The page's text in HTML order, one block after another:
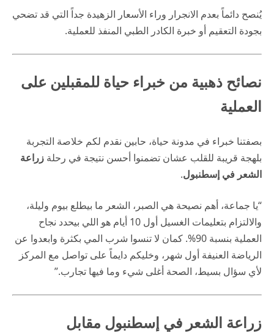
يُنصح دائماً بعدم الانجرار وراء الأسعار الزهيدة جداً التي قد تضحي
بجودة التعقيم أو خبرة الكادر الطبي المنفذ للعملية.
نصائح ذهبية من خبراء حياة للمقبلين على
العملية
بصفتنا خبراء في مدونة حياة، حابين نقدم لكم خلاصة التجربة
بلهجة قريبة للقلب عشان تضمنوا أحسن نتيجة في رحلة زراعة
الشعر في إسطنبول.
“يا جماعة، أهم نصيحة هي الصبر، الشعر ما بيطلع بيوم وليلة،
والالتزام بتعليمات الغسيل أول 10 أيام هو اللي بيحدد نجاح
العملية بنسبة 90%. كمان لا تنسوا شرب المي بكثرة وابعدوا عن
الرياضة العنيفة أول شهر، وخليكم دايماً على تواصل مع المركز
لأي سؤال بسيط، الصحة أغلى شيء وما فيها تجارب.”
زراعة الشعر في إسطنبول مقابل